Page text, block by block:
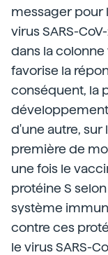
messager pour
virus SARS-
dans la
favorise la
conséquent, la
d'une autre, sur
première de
une fois le
protéine S
système
contre ces
le virus SARS-